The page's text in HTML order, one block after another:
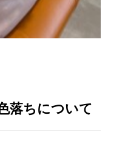
落ちについて